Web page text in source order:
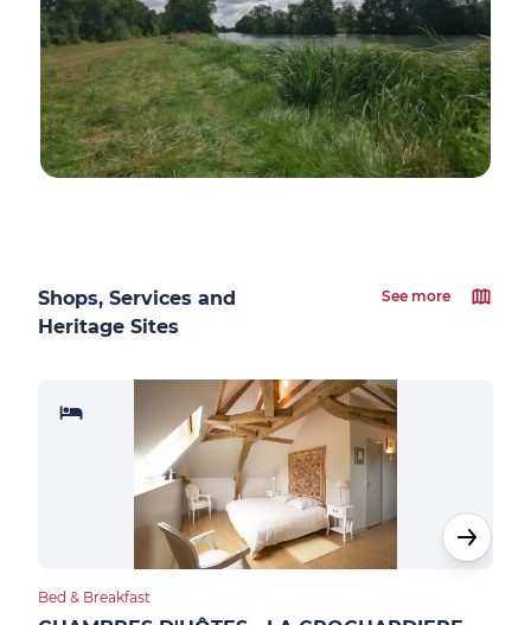
Shops, Services and
Heritage Sites
See more
Bed & Breakfast